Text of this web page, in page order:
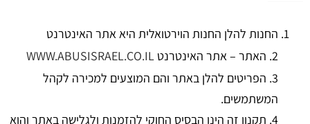
החנות להלן החנות הוירטואלית היא אתר האינטרנט
2. האתר – אתר האינטרנט
WWW.ABUSISRAEL.CO.IL
3. הפריטים להלן באתר והם המוצעים למכירה לקהל
המשתמשים.
4. תקנון זה הינו הבסיס החוקי להזמנות ולגלישה באתר והוא